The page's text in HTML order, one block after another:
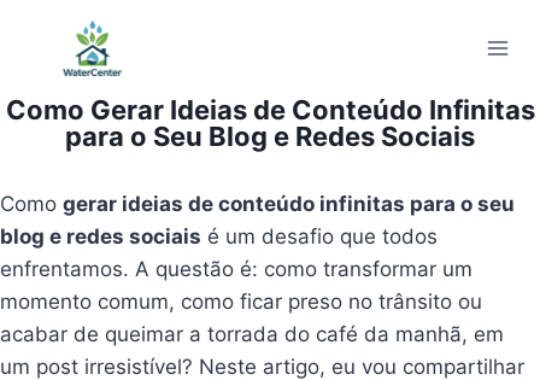
Conteúdo
Como Gerar Ideias de Conteúdo Infinitas
para o Seu Blog e Redes Sociais
Comogerar ideias de conteúdo infinitas para o seu
blog e redes sociais é um desafio que todos
enfrentamos. A questão é: como transformar um
momento comum, como ficar preso no trânsito ou
acabar de queimar a torrada do café da manhã, em
um post irresistível? Neste artigo, eu vou compartilhar